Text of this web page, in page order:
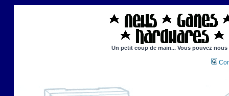
Un petit coup de main... Vous pouvez